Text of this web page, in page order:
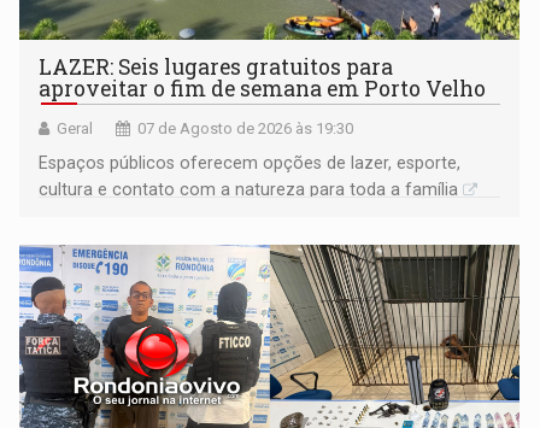
LAZER: Seis lugares gratuitos para
aproveitar o fim de semana em Porto Velho
Geral 07 de Agosto de 2026 às 19:30
Espaços públicos oferecem opções de lazer, esporte,
cultura e contato com a natureza para toda a família